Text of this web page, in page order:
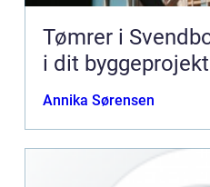
Tømrer i
i dit byggeprojekt
Annika Sørensen